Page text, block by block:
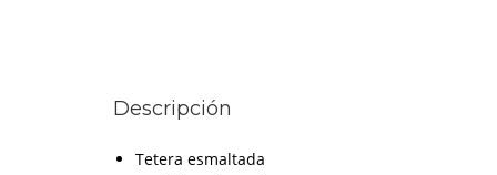
Descripción
Tetera esmaltada